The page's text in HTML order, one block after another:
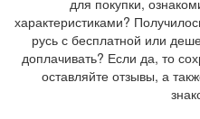
для покупки,
характеристиками?
русь с бесплатной или
доплачивать? Если да, то
оставляйте отзывы, а